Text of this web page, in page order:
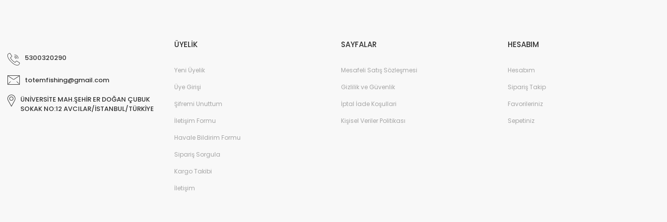
5300320290
totemfishing@gmail.com
ÜNİVERSİTE MAH.ŞEHİR ER DOĞAN ÇUBUK
SOKAK NO:12 AVCILAR/İSTANBUL/TÜRKİYE
ÜYELİK
Yeni Üyelik
Üye Girişi
Şifremi Unuttum
İletişim Formu
Havale Bildirim Formu
Sipariş Sorgula
Kargo Takibi
İletişim
SAYFALAR
Mesafeli Satış Sözleşmesi
Gizlilik ve Güvenlik
İptal İade Koşullari
Kişisel Veriler Politikası
HESABIM
Hesabım
Sipariş Takip
Favorileriniz
Sepetiniz